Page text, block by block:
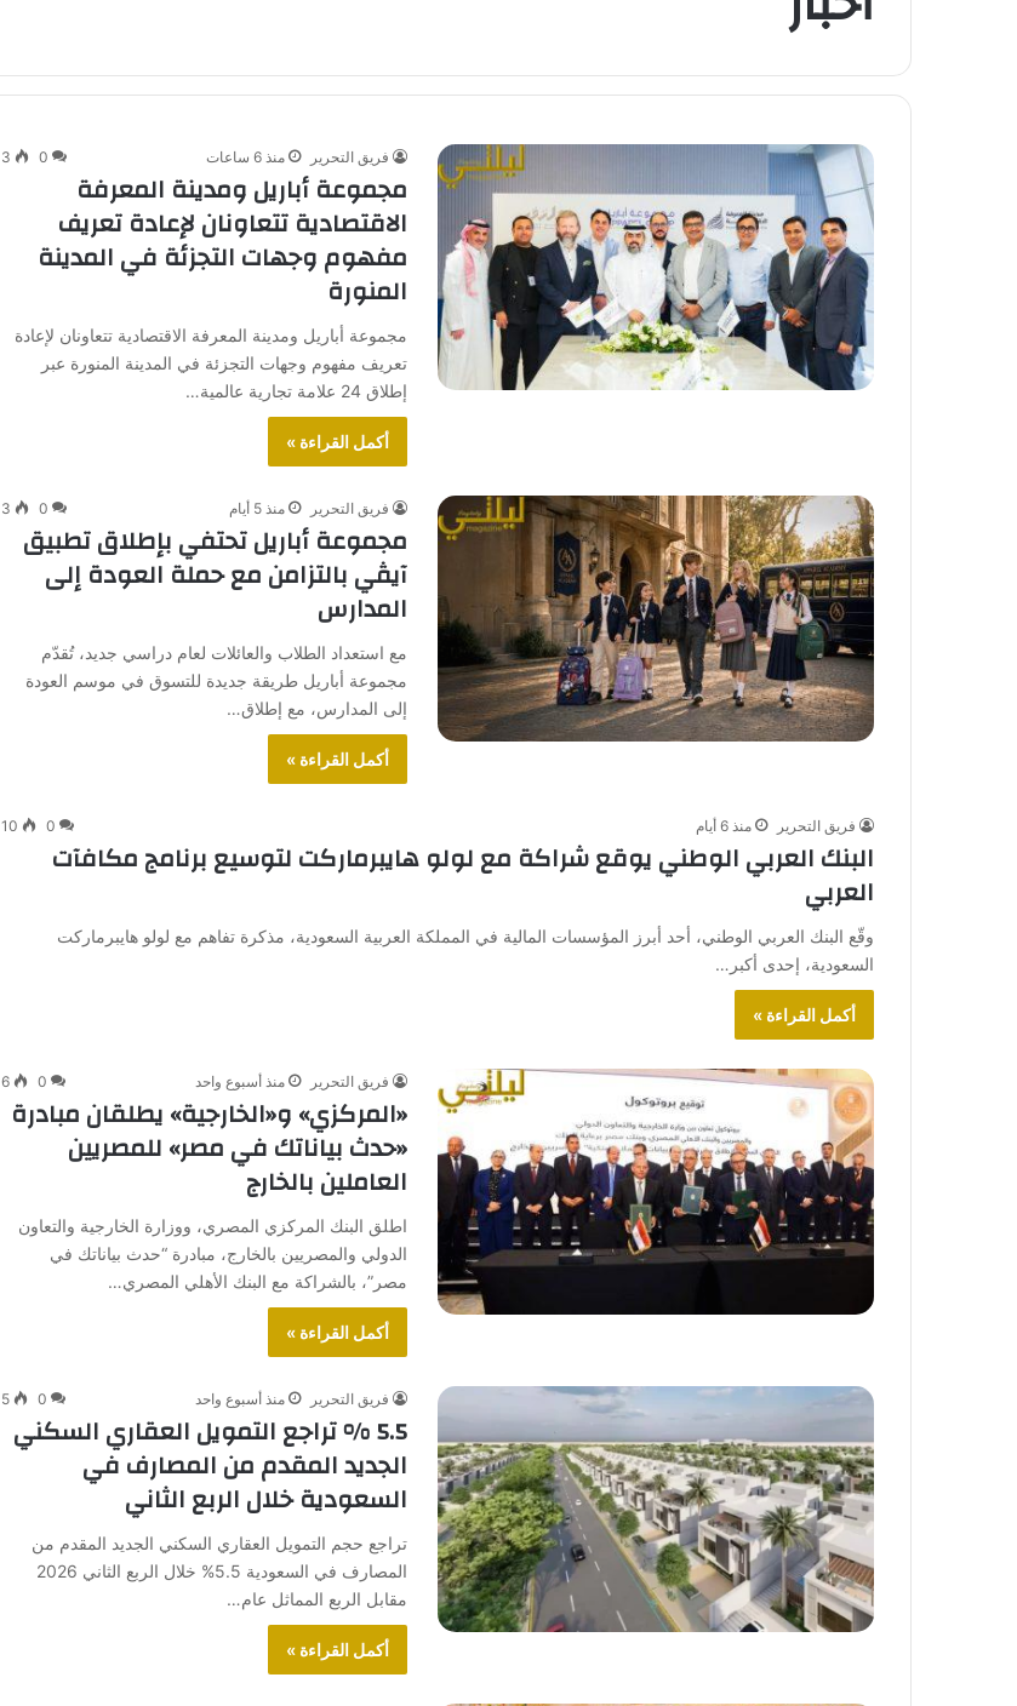
فريق التحرير منذ 6 ساعات 0
3
مجموعة أباريل ومدينة المعرفة
الاقتصادية تتعاونان لإعادة تعريف
مفهوم وجهات التجزئة في المدينة
المنورة
مجموعة أباريل ومدينة المعرفة الاقتصادية تتعاونان لإعادة
تعريف مفهوم وجهات التجزئة في المدينة المنورة عبر
إطلاق 24 علامة تجارية عالمية…
أكمل القراءة »
فريق التحرير منذ 5 أيام 0
3
مجموعة أباريل تحتفي بإطلاق تطبيق
آيڤي بالتزامن مع حملة العودة إلى
المدارس
مع استعداد الطلاب والعائلات لعام دراسي جديد، تُقدّم
مجموعة أباريل طريقة جديدة للتسوق في موسم العودة
إلى المدارس، مع إطلاق…
أكمل القراءة »
فريق التحرير منذ 6 أيام 0
10
البنك العربي الوطني يوقع شراكة مع لولو هايبرماركت لتوسيع برنامج مكافآت
العربي
وقّع البنك العربي الوطني، أحد أبرز المؤسسات المالية في المملكة العربية السعودية، مذكرة تفاهم مع لولو هايبرماركت
السعودية، إحدى أكبر…
أكمل القراءة »
فريق التحرير منذ أسبوع واحد 0
6
«المركزي» و«الخارجية» يطلقان مبادرة
«حدث بياناتك في مصر» للمصريين
العاملين بالخارج
اطلق البنك المركزي المصري، ووزارة الخارجية والتعاون
الدولي والمصريين بالخارج، مبادرة “حدث بياناتك في
مصر”، بالشراكة مع البنك الأهلي المصري…
أكمل القراءة »
فريق التحرير منذ أسبوع واحد 0
5
5.5 % تراجع التمويل العقاري السكني
الجديد المقدم من المصارف في
السعودية خلال الربع الثاني
تراجع حجم التمويل العقاري السكني الجديد المقدم من
المصارف في السعودية 5.5% خلال الربع الثاني 2026
مقابل الربع المماثل عام…
أكمل القراءة »